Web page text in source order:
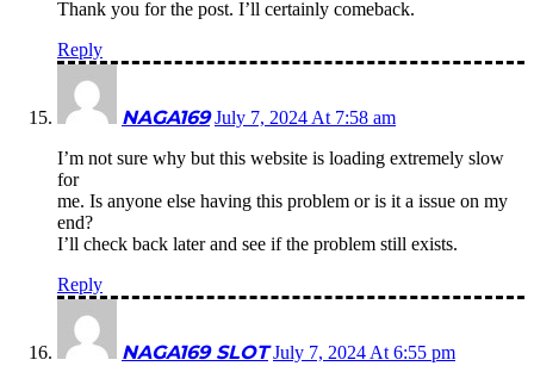
Thank you for the post. I’ll certainly comeback.
Reply
NAGA169 July 7, 2024 At 7:58 am
I’m not sure why but this website is loading extremely slow
for
me. Is anyone else having this problem or is it a issue on my
end?
I’ll check back later and see if the problem still exists.
Reply
NAGA169 SLOT July 7, 2024 At 6:55 pm